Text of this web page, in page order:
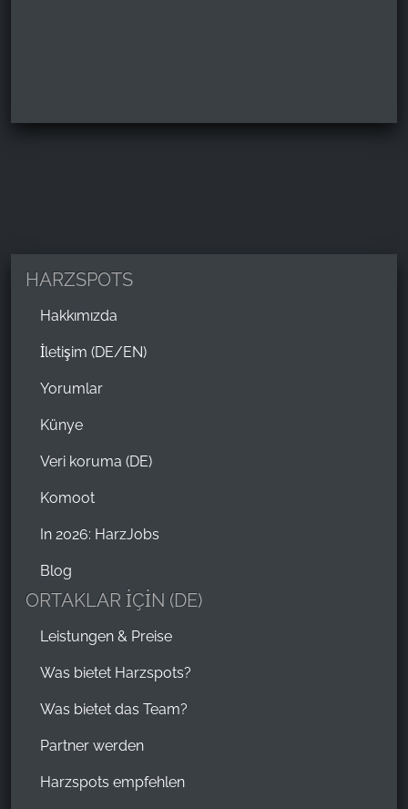
HARZSPOTS
Hakkımızda
İletişim (DE/EN)
Yorumlar
Künye
Veri koruma (DE)
Komoot
In 2026: HarzJobs
Blog
ORTAKLAR İÇİN (DE)
Leistungen & Preise
Was bietet Harzspots?
Was bietet das Team?
Partner werden
Harzspots empfehlen